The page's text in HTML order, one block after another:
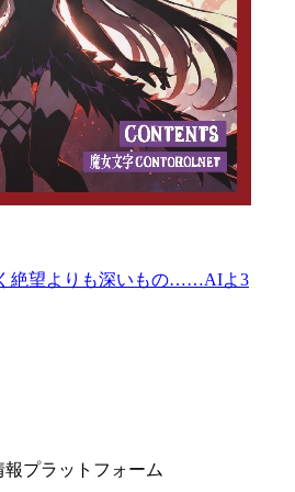
絶望よりも深いもの……AIよ3
プラットフォーム